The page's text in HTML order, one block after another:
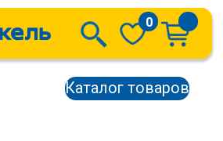
Каталог товаров